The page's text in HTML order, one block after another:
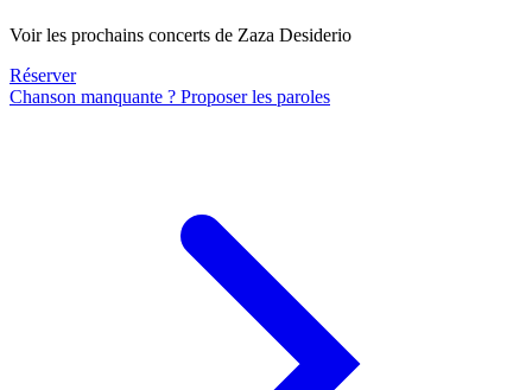
Voir les prochains concerts de Zaza Desiderio
Réserver
Chanson manquante ? Proposer les paroles